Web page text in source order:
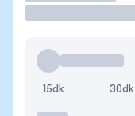
15dk 30dk